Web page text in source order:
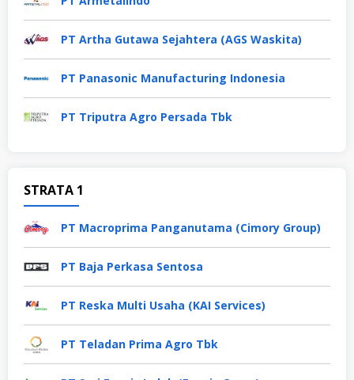
PT Artha Gutawa Sejahtera (AGS Waskita)
PT Panasonic Manufacturing Indonesia
PT Triputra Agro Persada Tbk
STRATA 1
PT Macroprima Panganutama (Cimory Group)
PT Baja Perkasa Sentosa
PT Reska Multi Usaha (KAI Services)
PT Teladan Prima Agro Tbk